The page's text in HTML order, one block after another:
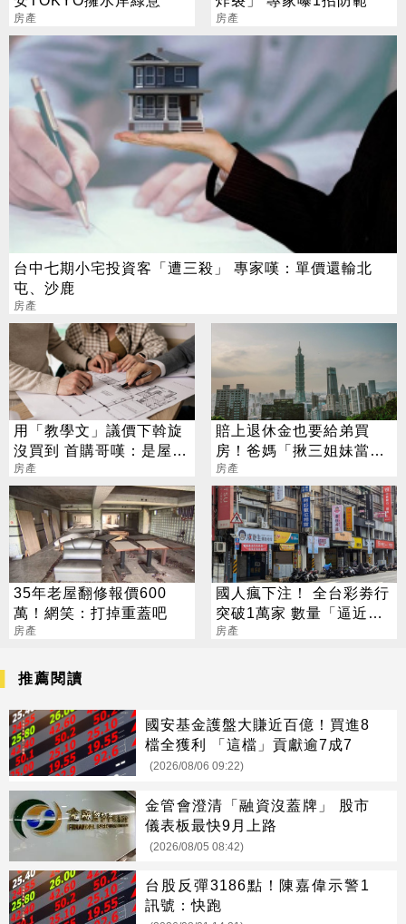
房產 房產
台中七期小宅投資客「遭三殺」 專家嘆：單價還輸北
屯、沙鹿
房產
用「教學文」議價下斡旋
沒買到 首購哥嘆：是屋主
太貪還是我做錯？
房產
賠上退休金也要給弟買
房！爸媽「揪三姐妹當伏
弟魔」：沒錢結婚登記就
好
房產
35年老屋翻修報價600
萬！網笑：打掉重蓋吧
房產
國人瘋下注！ 全台彩劵行
突破1萬家 數量「逼近直
營超商」
房產
推薦閱讀
國安基金護盤大賺近百億！買進8
檔全獲利 「這檔」貢獻逾7成7
(2026/08/06 09:22)
金管會澄清「融資沒蓋牌」 股市
儀表板最快9月上路
(2026/08/05 08:42)
台股反彈3186點！陳嘉偉示警1
訊號：快跑